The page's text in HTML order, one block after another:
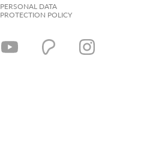
PERSONAL DATA
PROTECTION POLICY